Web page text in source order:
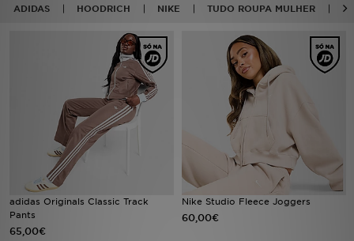
ADIDAS HOODRICH NIKE TUDO ROUPA MULHER
adidas Originals Classic Track
Pants
65,00€
Nike Studio Fleece Joggers
60,00€
MULHER
DESPORTO
FUTEBOL JD
VER MARCAS
LOCALIZADOR DE LOJAS